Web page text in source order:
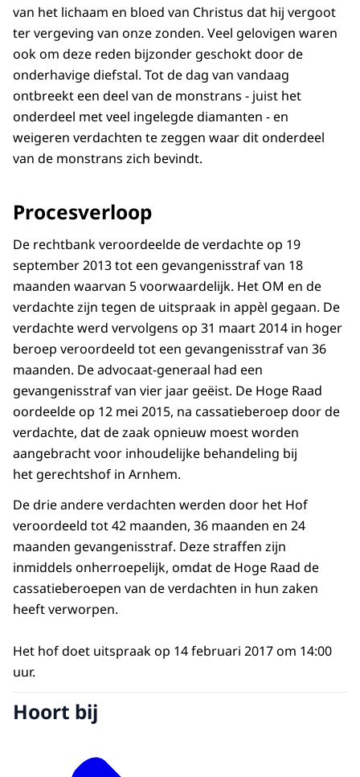
van het lichaam en bloed van Christus dat hij vergoot
ter vergeving van onze zonden. Veel gelovigen waren
ook om deze reden bijzonder geschokt door de
onderhavige diefstal. Tot de dag van vandaag
ontbreekt een deel van de monstrans - juist het
onderdeel met veel ingelegde diamanten - en
weigeren verdachten te zeggen waar dit onderdeel
van de monstrans zich bevindt.
Procesverloop
De rechtbank veroordeelde de verdachte op 19
september 2013 tot een gevangenisstraf van 18
maanden waarvan 5 voorwaardelijk. Het OM en de
verdachte zijn tegen de uitspraak in appèl gegaan. De
verdachte werd vervolgens op 31 maart 2014 in hoger
beroep veroordeeld tot een gevangenisstraf van 36
maanden. De advocaat-generaal had een
gevangenisstraf van vier jaar geëist. De Hoge Raad
oordeelde op 12 mei 2015, na cassatieberoep door de
verdachte, dat de zaak opnieuw moest worden
aangebracht voor inhoudelijke behandeling bij
het gerechtshof in Arnhem.
De drie andere verdachten werden door het Hof
veroordeeld tot 42 maanden, 36 maanden en 24
maanden gevangenisstraf. Deze straffen zijn
inmiddels onherroepelijk, omdat de Hoge Raad de
cassatieberoepen van de verdachten in hun zaken
heeft verworpen.
Het hof doet uitspraak op 14 februari 2017 om 14:00
uur.
Hoort bij